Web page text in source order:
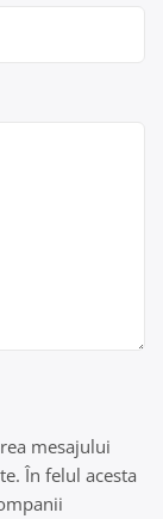
mesajului
În felul acesta